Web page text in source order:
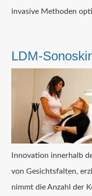
invasive Methoden
LDM-
Innovation innerhalb
von Gesichtsfalten,
nimmt die Anzahl der